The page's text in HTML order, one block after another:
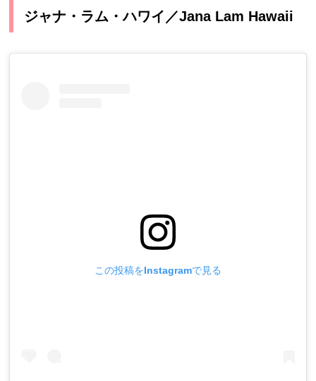
ジャナ・ラム・ハワイ／Jana Lam Hawaii
この投稿をInstagramで見る